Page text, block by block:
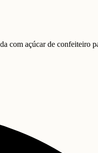
com açúcar de confeiteiro